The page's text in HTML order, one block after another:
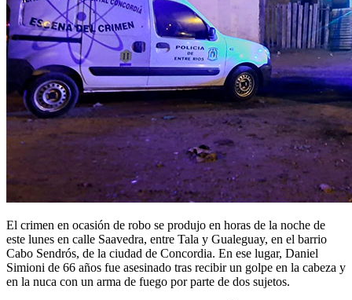
El crimen en ocasión de robo se produjo en horas de la noche de
este lunes en calle Saavedra, entre Tala y Gualeguay, en el barrio
Cabo Sendrós, de la ciudad de Concordia. En ese lugar, Daniel
Simioni de 66 años fue asesinado tras recibir un golpe en la cabeza y
en la nuca con un arma de fuego por parte de dos sujetos.